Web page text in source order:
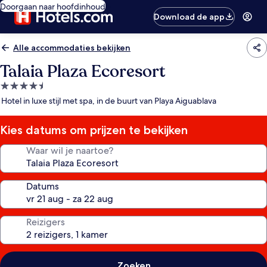
Doorgaan naar hoofdinhoud
Download de app
Alle accommodaties bekijken
Talaia Plaza Ecoresort
4.5-
sterrenaccommodatie
Hotel in luxe stijl met spa, in de buurt van Playa Aiguablava
Kies datums om prijzen te bekijken
Waar wil je naartoe?
Datums
Reizigers